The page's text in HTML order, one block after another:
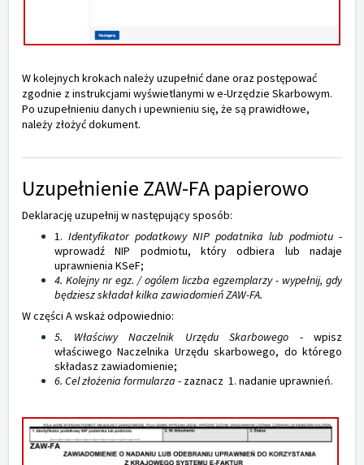
W kolejnych krokach należy uzupełnić dane oraz postępować
zgodnie z instrukcjami wyświetlanymi w e-Urzędzie Skarbowym.
Po uzupełnieniu danych i upewnieniu się, że są prawidłowe,
należy złożyć dokument.
Uzupełnienie ZAW-FA papierowo
Deklarację uzupełnij w następujący sposób:
1. Identyfikator podatkowy NIP podatnika lub podmiotu -
wprowadź NIP podmiotu, który odbiera lub nadaje
uprawnienia KSeF;
4. Kolejny nr egz. / ogólem liczba egzemplarzy- wypełnij, gdy
będziesz składał kilka zawiadomień ZAW-FA.
W części A wskaż odpowiednio:
5. Właściwy Naczelnik Urzędu Skarbowego - wpisz
właściwego Naczelnika Urzędu skarbowego, do którego
składasz zawiadomienie;
6. Cel złożenia formularza - zaznacz 1. nadanie uprawnień.